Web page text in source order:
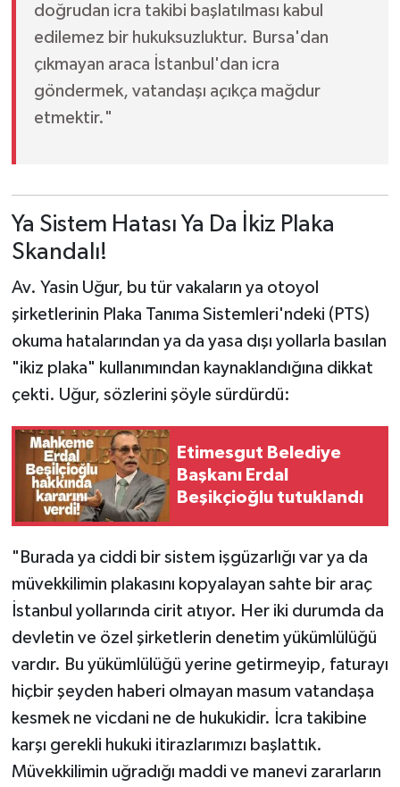
doğrudan icra takibi başlatılması kabul
edilemez bir hukuksuzluktur. Bursa'dan
çıkmayan araca İstanbul'dan icra
göndermek, vatandaşı açıkça mağdur
etmektir."
Ya Sistem Hatası Ya Da İkiz Plaka
Skandalı!
Av. Yasin Uğur, bu tür vakaların ya otoyol
şirketlerinin Plaka Tanıma Sistemleri'ndeki (PTS)
okuma hatalarından ya da yasa dışı yollarla basılan
"ikiz plaka" kullanımından kaynaklandığına dikkat
çekti. Uğur, sözlerini şöyle sürdürdü:
Etimesgut Belediye
Başkanı Erdal
Beşikçioğlu tutuklandı
"Burada ya ciddi bir sistem işgüzarlığı var ya da
müvekkilimin plakasını kopyalayan sahte bir araç
İstanbul yollarında cirit atıyor. Her iki durumda da
devletin ve özel şirketlerin denetim yükümlülüğü
vardır. Bu yükümlülüğü yerine getirmeyip, faturayı
hiçbir şeyden haberi olmayan masum vatandaşa
kesmek ne vicdani ne de hukukidir. İcra takibine
karşı gerekli hukuki itirazlarımızı başlattık.
Müvekkilimin uğradığı maddi ve manevi zararların